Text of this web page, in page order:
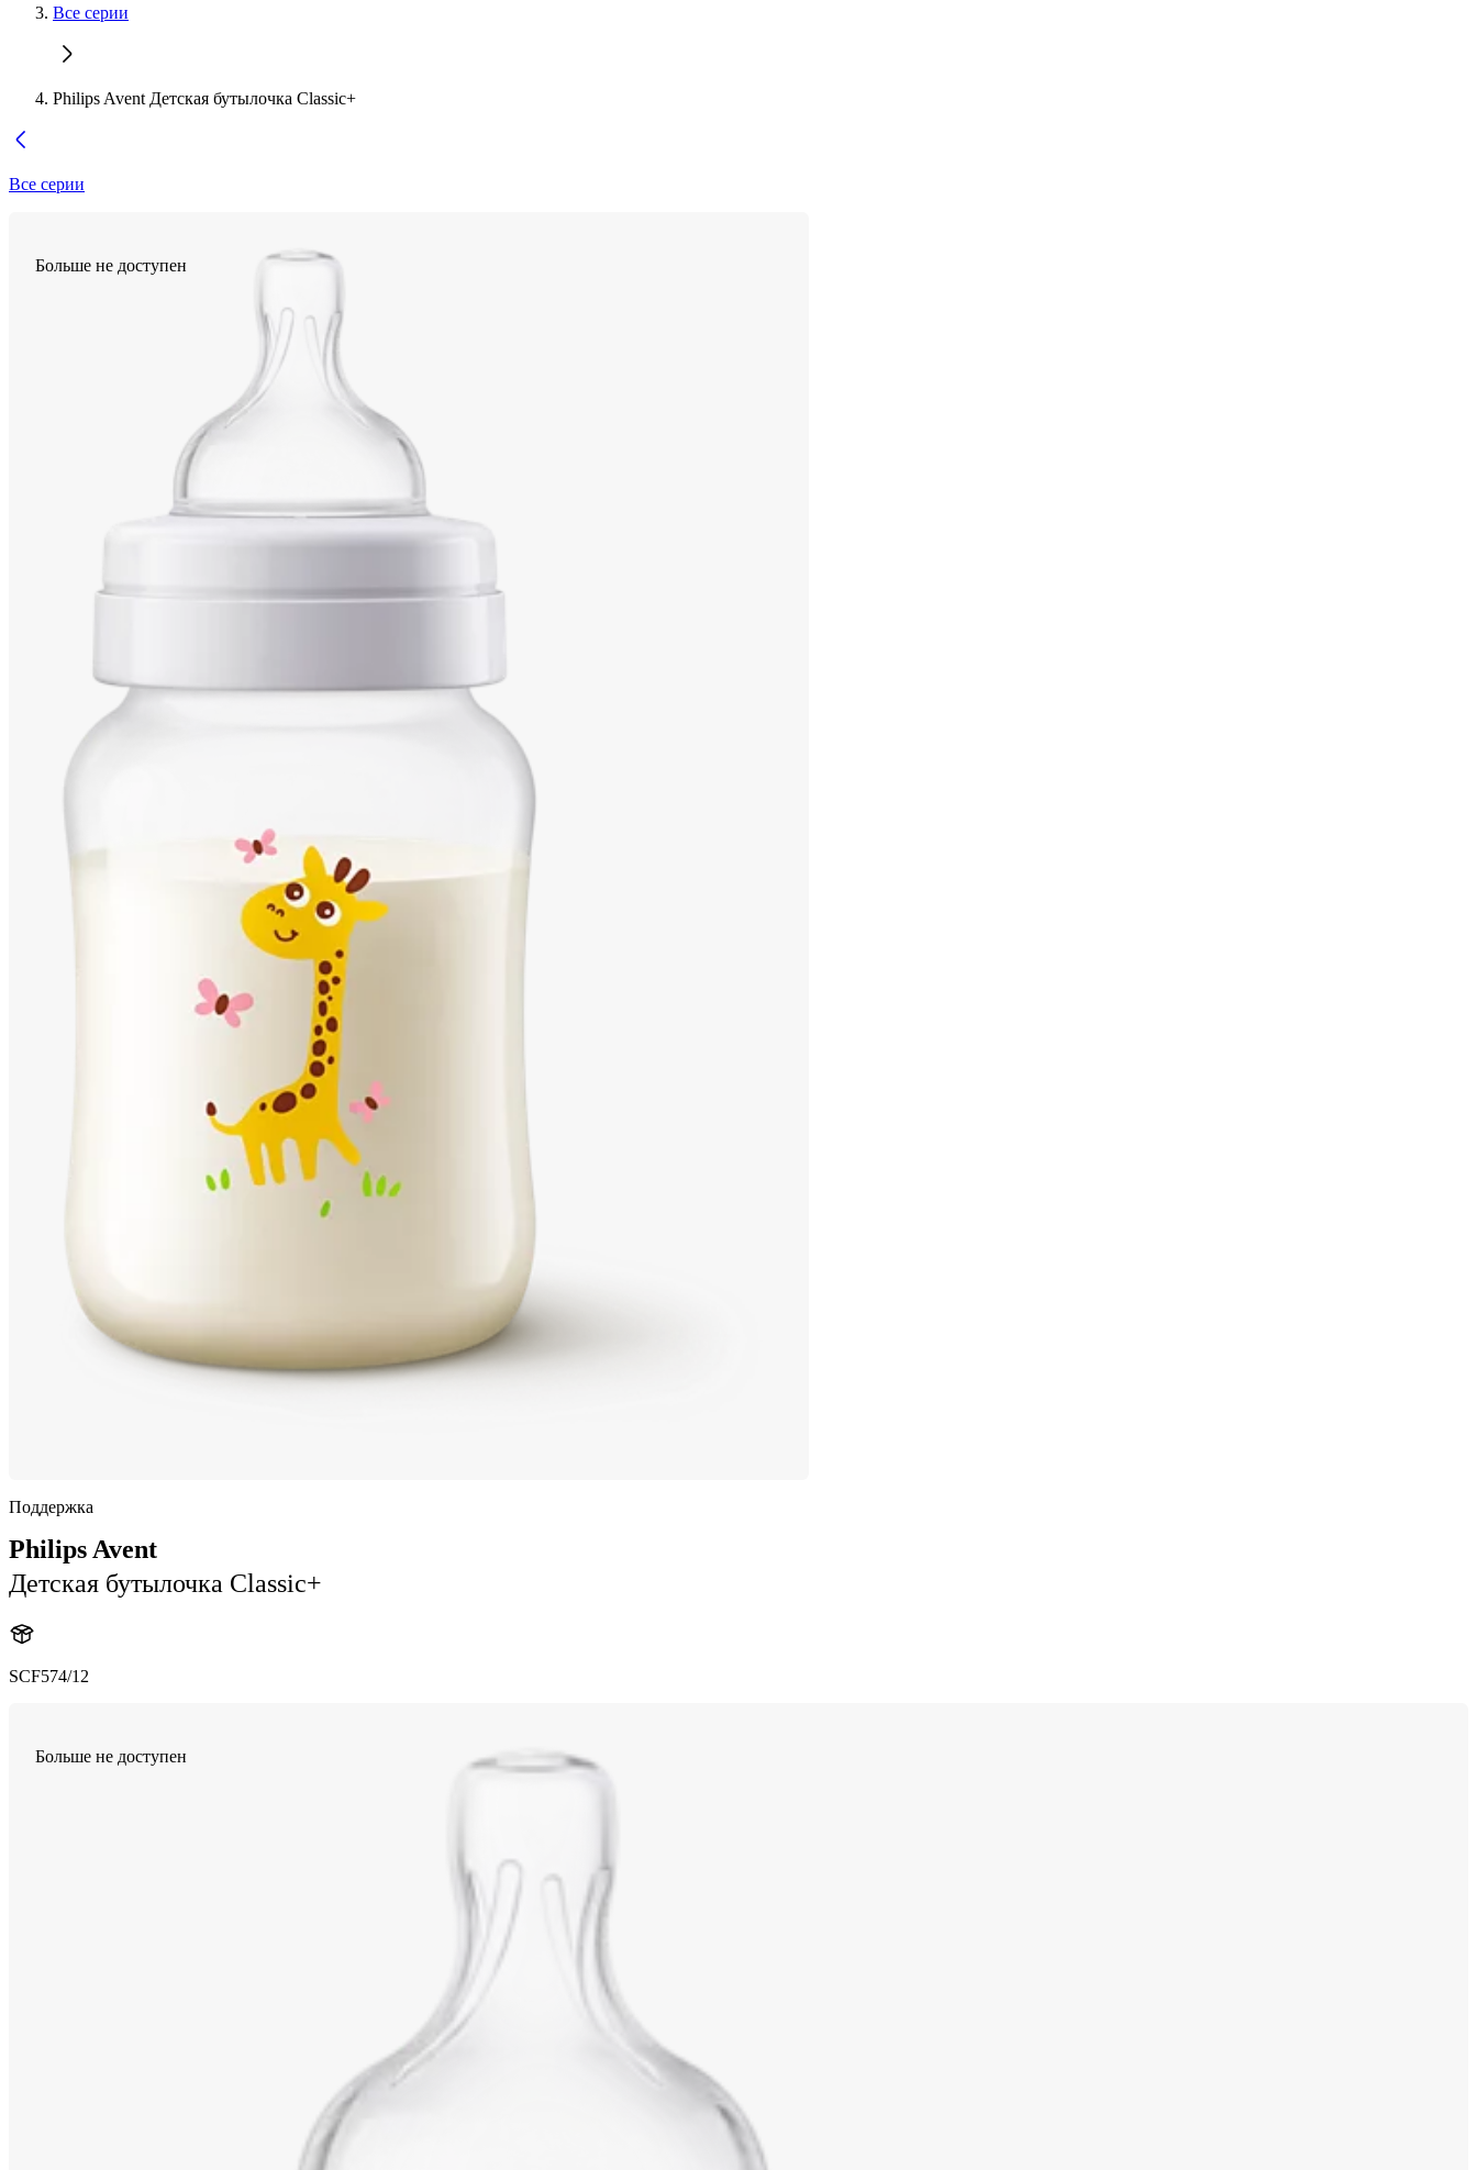
Все серии
Philips Avent Детская бутылочка Classic+
Все серии
Больше не доступен
Поддержка
Philips Avent
Детская бутылочка Classic+
SCF574/12
Больше не доступен